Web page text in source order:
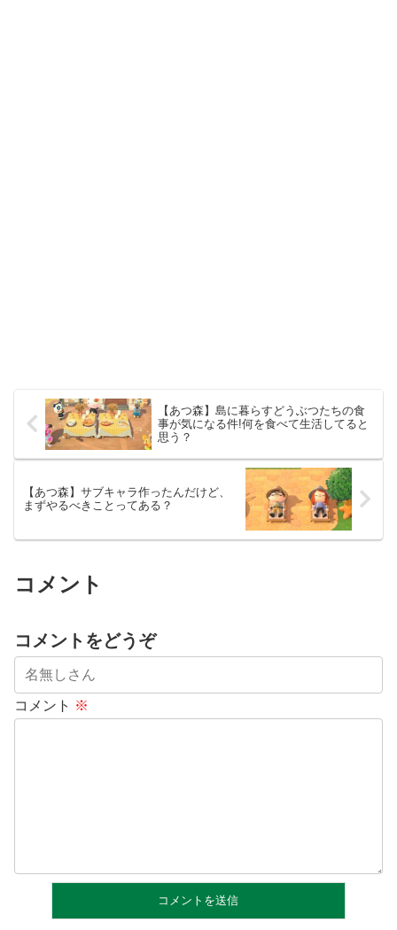
【あつ森】島に暮らすどうぶつたちの食
事が気になる件!何を食べて生活してると
思う？
【あつ森】サブキャラ作ったんだけど、
まずやるべきことってある？
コメント
コメントをどうぞ
コメント ※